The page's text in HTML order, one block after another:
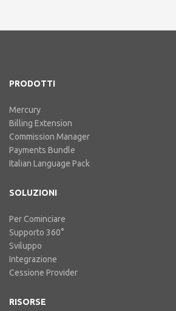
PRODOTTI
Mercury
Billing Extension
Commission Manager
Payments Bundle
Italian Language Pack
SOLUZIONI
Per Cominciare
Supporto 360°
Sviluppo
Integrazione
Cessione Provider
RISORSE